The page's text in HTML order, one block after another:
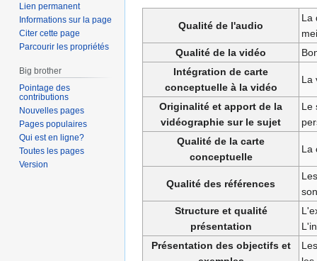
Qualité de l'audio
La
Qualité de la vidéo
Intégration de carte
conceptuelle à la vidéo
La
Originalité et apport de la
vidéographie sur le sujet
Le
Qualité de la carte
conceptuelle
La
Qualité des références
Structure et qualité
présentation
Présentation des objectifs et
Lien permanent
Informations sur la page
Citer cette page
Parcourir les propriétés
Big brother
Pointage des
contributions
Nouvelles pages
Pages populaires
Qui est en ligne?
Toutes les pages
Version